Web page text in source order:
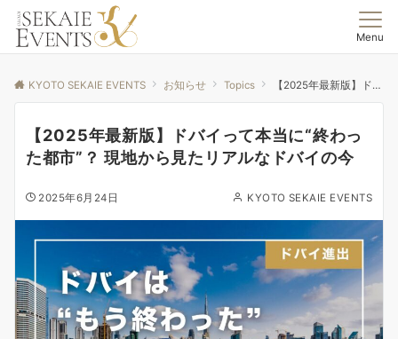
Menu
KYOTO SEKAIE EVENTS お知らせ Topics 【2025年最新版】ドバイって本当に“終わった都市”？ 現地から見たリアルなドバイの今
【2025年最新版】ドバイって本当に“終わっ
た都市”？ 現地から見たリアルなドバイの今
2025年6月24日 KYOTO SEKAIE EVENTS